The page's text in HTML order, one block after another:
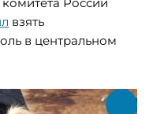
взять
в центральном